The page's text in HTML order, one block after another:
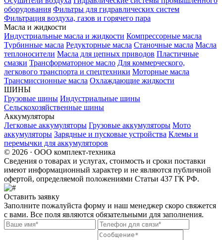
оборудования Фильтры для гидравлических систем
Фильтрация воздуха, газов и горячего пара
Масла и жидкости
Индустриальные масла и жидкости Компрессорные масла
Турбинные масла Редукторные масла Станочные масла Масла
теплоносители Масла для цепных приводов Пластичные
смазки Трансформаторное масло Для коммерческого,
легкового транспорта и спецтехники Моторные масла
Трансмиссионные масла Охлаждающие жидкости
ШИНЫ
Грузовые шины Индустриальные шины
Сельскохозяйственные шины
Аккумуляторы
Легковые аккумуляторы Грузовые аккумуляторы Мото
аккумуляторы Зарядные и пусковые устройства Клемы и
перемычки для аккумуляторов
© 2026 · ООО комплект-техника
Сведения о товарах и услугах, стоимость и сроки поставки
имеют информационный характер и не являются публичной
офертой, определяемой положениями Статьи 437 ГК РФ.
Оставить заявку
Заполните пожалуйста форму и наш менеджер скоро свяжется
с вами. Все поля являются обязательными для заполнения.